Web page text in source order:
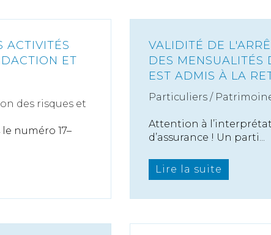
ACTIVITÉS
ET
des risques et
numéro 17–
VALIDITÉ DE
DES MENSUALITÉS
EST ADMIS À LA
Particuliers /
Attention à
d’assurance ! Un parti...
Lire la suite